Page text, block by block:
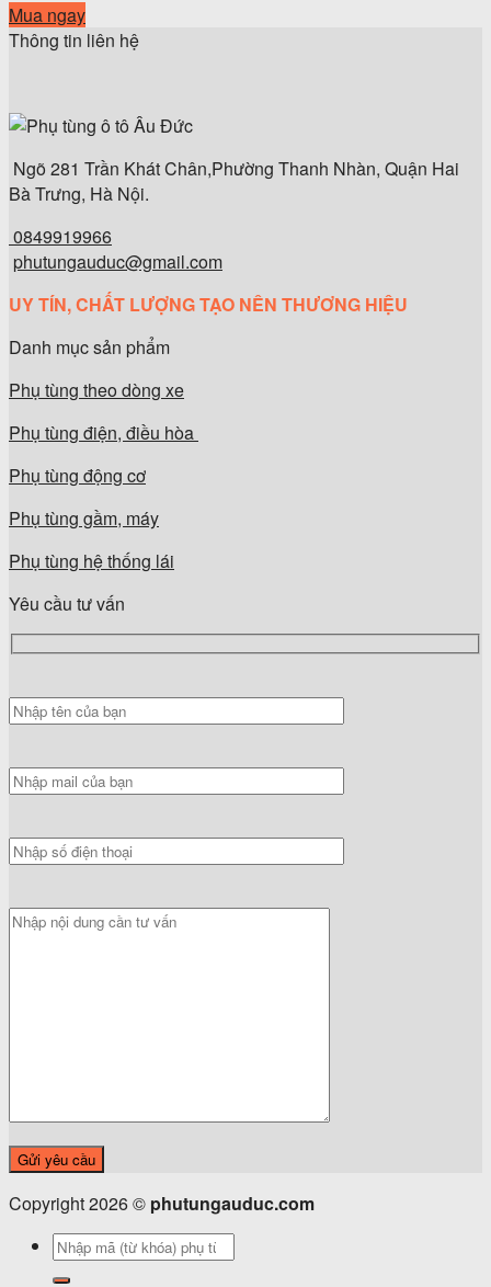
Mua ngay
Thông tin liên hệ
Ngõ 281 Trần Khát Chân,Phường Thanh Nhàn, Quận Hai
Bà Trưng, Hà Nội.
0849919966
phutungauduc@gmail.com
UY TÍN, CHẤT LƯỢNG TẠO NÊN THƯƠNG HIỆU
Danh mục sản phẩm
Phụ tùng theo dòng xe
Phụ tùng điện, điều hòa
Phụ tùng động cơ
Phụ tùng gầm, máy
Phụ tùng hệ thống lái
Yêu cầu tư vấn
Copyright 2026 © phutungauduc.com
Tìm